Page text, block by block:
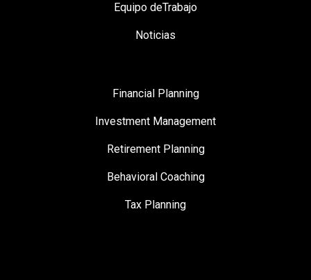
Equipo deTrabajo
Noticias
Financial Planning
Investment Management
Retirement Planning
Behavioral Coaching
Tax Planning